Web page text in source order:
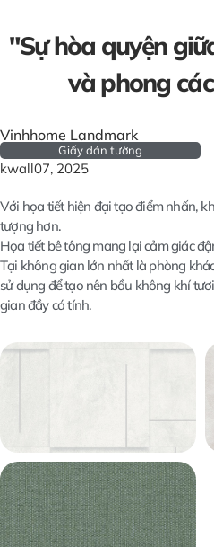
"Sự hòa quyện
và phong
Vinhhome Landmark
Giấy dán tường
kwall07, 2025
Với họa tiết hiện đại tạo điểm nhấn,
tượng hơn.
Họa tiết bê tông mang lại cảm giác
Tại không gian lớn nhất là phòng
sử dụng để tạo nên bầu không khí
gian đầy cá tính.